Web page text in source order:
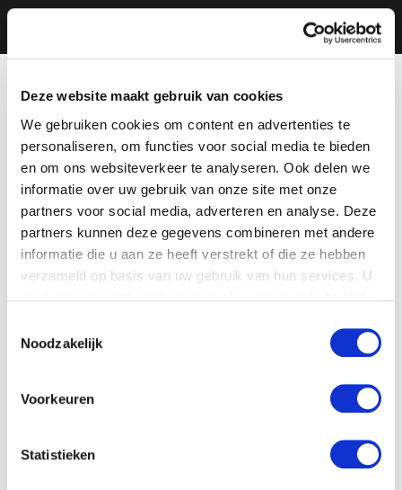
Deze website maakt gebruik van cookies
We gebruiken cookies om content en advertenties te
personaliseren, om functies voor social media te bieden
en om ons websiteverkeer te analyseren. Ook delen we
informatie over uw gebruik van onze site met onze
partners voor social media, adverteren en analyse. Deze
partners kunnen deze gegevens combineren met andere
informatie die u aan ze heeft verstrekt of die ze hebben
verzameld op basis van uw gebruik van hun services. U
Noodzakelijk
Voorkeuren
Statistieken